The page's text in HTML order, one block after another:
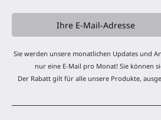
Sie werden unsere monatlichen Updates und
nur eine E-Mail pro Monat! Sie können
Der Rabatt gilt für alle unsere Produkte,